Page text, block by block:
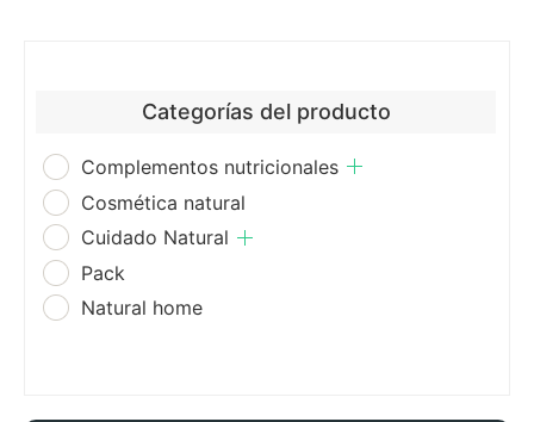
Categorías del producto
Complementos nutricionales
Cosmética natural
Cuidado Natural
Pack
Natural home